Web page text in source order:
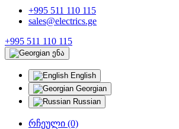
+995 511 110 115
sales@electrics.ge
+995 511 110 115
ენა
English
Georgian
Russian
რჩეული (0)